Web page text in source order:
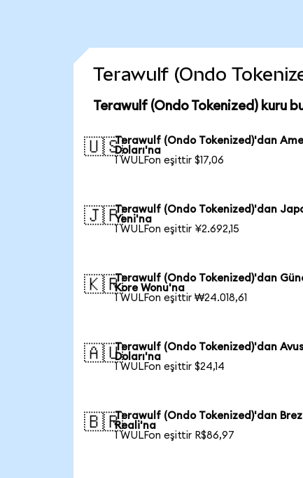
Terawulf (Ondo
Terawulf (Ondo Tokenized) kuru
🇺🇸Terawulf (Ondo Tokenized)'dan
Doları'na
1 WULFon eşittir $17,06
🇯🇵Terawulf (Ondo Tokenized)'dan
Yeni'na
1 WULFon eşittir ¥2.692,15
🇰🇷Terawulf (Ondo Tokenized)'dan
Kore Wonu'na
1 WULFon eşittir ₩24.018,61
🇦🇺Terawulf (Ondo Tokenized)'dan
Doları'na
1 WULFon eşittir $24,14
🇧🇷Terawulf (Ondo Tokenized)'dan
Reali'na
1 WULFon eşittir R$86,97